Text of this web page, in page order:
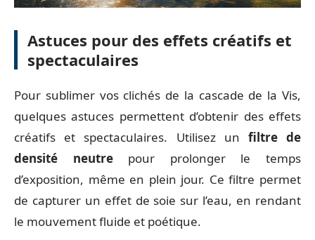
Astuces pour des effets créatifs et
spectaculaires
Pour sublimer vos clichés de la cascade de la Vis,
quelques astuces permettent d’obtenir des effets
créatifs et spectaculaires. Utilisez un filtre de
densité neutrepour prolonger le temps
d’exposition, même en plein jour. Ce filtre permet
de capturer un effet de soie sur l’eau, en rendant
le mouvement fluide et poétique.